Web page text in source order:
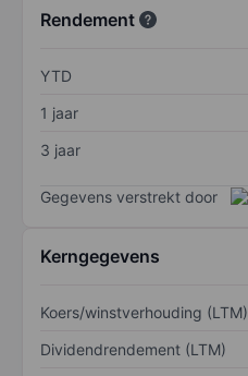
Rendement
YTD
1 jaar
3 jaar
Gegevens verstrekt door
Kerngegevens
Koers/winstverhouding (LTM)
Dividendrendement (LTM)